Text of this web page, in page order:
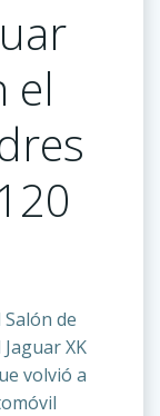
el
de
XK
volvió a